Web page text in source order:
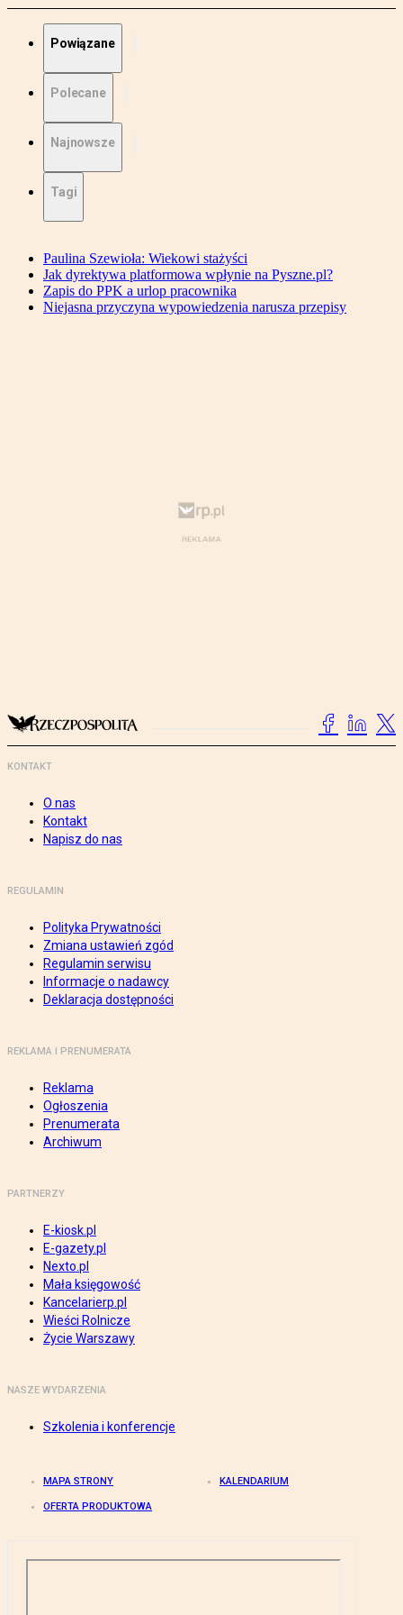
Powiązane
Polecane
Najnowsze
Tagi
Paulina Szewioła: Wiekowi stażyści
Jak dyrektywa platformowa wpłynie na Pyszne.pl?
Zapis do PPK a urlop pracownika
Niejasna przyczyna wypowiedzenia narusza przepisy
KONTAKT
O nas
Kontakt
Napisz do nas
REGULAMIN
Polityka Prywatności
Zmiana ustawień zgód
Regulamin serwisu
Informacje o nadawcy
Deklaracja dostępności
REKLAMA I PRENUMERATA
Reklama
Ogłoszenia
Prenumerata
Archiwum
PARTNERZY
E-kiosk.pl
E-gazety.pl
Nexto.pl
Mała księgowość
Kancelarierp.pl
Wieści Rolnicze
Życie Warszawy
NASZE WYDARZENIA
Szkolenia i konferencje
MAPA STRONY KALENDARIUM
OFERTA PRODUKTOWA